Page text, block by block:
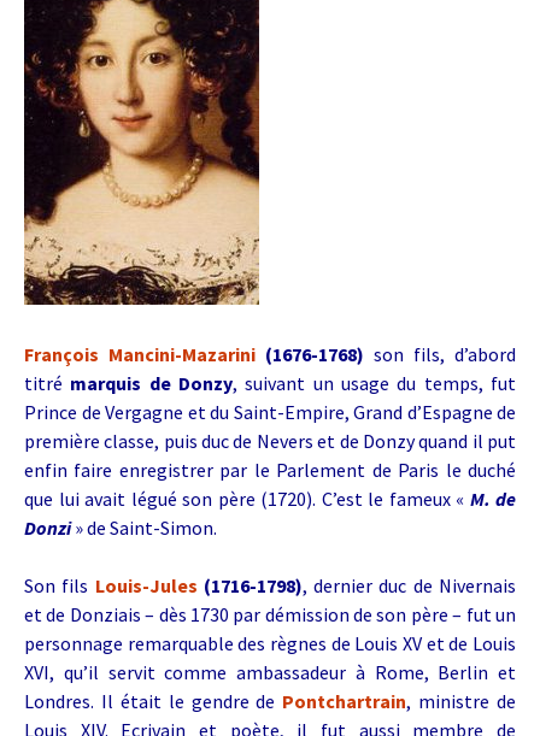
François Mancini-Mazarini (1676-1768) son fils, d’abord
titré marquis de Donzy, suivant un usage du temps, fut
Prince de Vergagne et du Saint-Empire, Grand d’Espagne de
première classe, puis duc de Nevers et de Donzy quand il put
enfin faire enregistrer par le Parlement de Paris le duché
que lui avait légué son père (1720). C’est le fameux « M. de
Donzi» de Saint-Simon.
Son fils Louis-Jules (1716-1798), dernier duc de Nivernais
et de Donziais – dès 1730 par démission de son père – fut un
personnage remarquable des règnes de Louis XV et de Louis
XVI, qu’il servit comme ambassadeur à Rome, Berlin et
Londres. Il était le gendre de Pontchartrain, ministre de
Louis XIV. Ecrivain et poète, il fut aussi membre de